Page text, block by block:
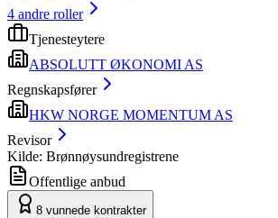
4 andre roller
Tjenesteytere
ABSOLUTT ØKONOMI AS
Regnskapsfører
HKW NORGE MOMENTUM AS
Revisor
Kilde: Brønnøysundregistrene
Offentlige anbud
8 vunnede kontrakter